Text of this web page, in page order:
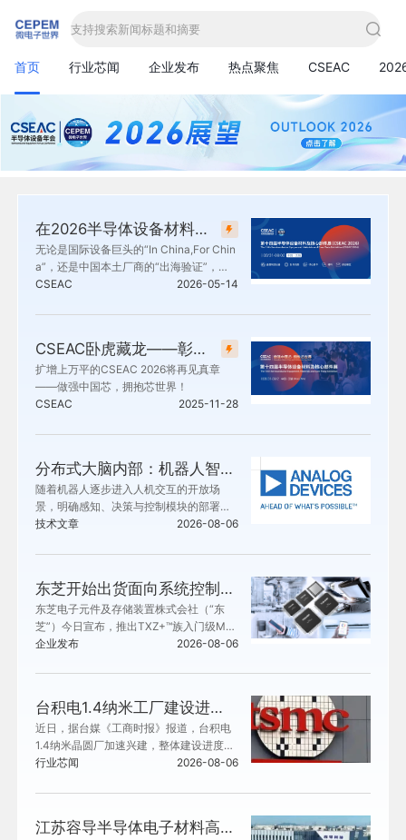
支持搜索新闻标题和摘要
首页 行业芯闻 企业发布 热点聚焦 CSEAC
在2026半导体设备材料及核心部件展(CSEAC)上看国际合作的新范式
无论是国际设备巨头的“In China,For Chin
a”，还是中国本土厂商的“出海验证”，大
家都在同一个命题下寻找答案——如何构
半导体设备材料及核心部件展（CSEA
口。
CSEAC 2026-05-14
CSEAC卧虎藏龙——彰显半导体设备材料及核心部件的中国力量
扩增上万平的CSEAC 2026将再见真章
——做强中国芯，拥抱芯世界！
CSEAC
2025-11-28
分布式大脑内部：机器人智能的载体
随着机器人逐步进入人机交互的开放场
景，明确感知、决策与控制模块的部署位
置，对设备的稳定性、安全性、响应能力
一项核心的全身控制难题：所有关节、传
体平衡并完成定向动作。一旦协同机制失
效，机器人便会摔倒。
技术文章 2026-08-06
东芝开始出货面向系统控制应用的TXZ+™族入门级M4V组
东芝电子元件及存储装置株式会社（“东
芝”）今日宣布，推出TXZ+™族入门级M4
V组标准微控制器[1] 。该系列产品搭载带
M4内核，可增强IoT设备和工业设备中的
工程样品。
企业发布 2026-08-06
台积电1.4纳米工厂建设进度提前
近日，据台媒《工商时报》报道，台积电
1.4纳米晶圆厂加速兴建，整体建设进度较
原定计划提前。
行业芯闻 2026-08-06
江苏容导半导体电子材料高纯储运装备项目预计今年三季度投入运营